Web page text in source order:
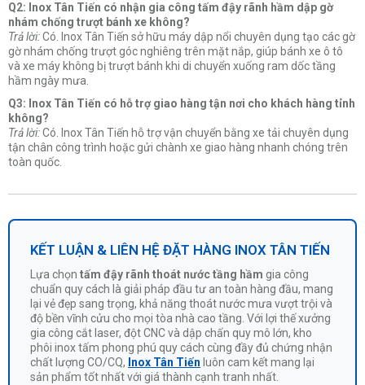
Q2: Inox Tân Tiến có nhận gia công tấm đậy rãnh hầm dập gờ
nhám chống trượt bánh xe không?
Trả lời:Có. Inox Tân Tiến sở hữu máy dập nổi chuyên dụng tạo các gờ
gờ nhám chống trượt góc nghiêng trên mặt nắp, giúp bánh xe ô tô
và xe máy không bị trượt bánh khi di chuyển xuống ram dốc tầng
hầm ngày mưa.
Q3: Inox Tân Tiến có hỗ trợ giao hàng tận nơi cho khách hàng tỉnh
không?
Trả lời:Có. Inox Tân Tiến hỗ trợ vận chuyển bằng xe tải chuyên dụng
tận chân công trình hoặc gửi chành xe giao hàng nhanh chóng trên
toàn quốc.
KẾT LUẬN & LIÊN HỆ ĐẶT HÀNG INOX TÂN TIẾN
Lựa chọn tấm đậy rãnh thoát nước tầng hầm gia công
chuẩn quy cách là giải pháp đầu tư an toàn hàng đầu, mang
lại vẻ đẹp sang trọng, khả năng thoát nước mưa vượt trội và
độ bền vĩnh cửu cho mọi tòa nhà cao tầng. Với lợi thế xưởng
gia công cắt laser, đột CNC và dập chấn quy mô lớn, kho
phôi inox tấm phong phú quy cách cùng đầy đủ chứng nhận
chất lượng CO/CQ, Inox Tân Tiến luôn cam kết mang lại
sản phẩm tốt nhất với giá thành cạnh tranh nhất.